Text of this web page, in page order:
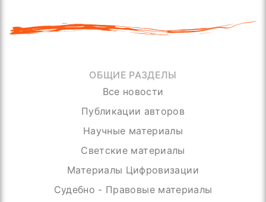
ОБЩИЕ РАЗДЕЛЫ
Все новости
Публикации авторов
Научные материалы
Светские материалы
Материалы Цифровизации
Судебно - Правовые материалы